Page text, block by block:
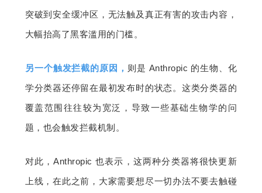
突破到安全缓冲区，无法触及真正有害的攻击内容，
大幅抬高了黑客滥用的门槛。
另一个触发拦截的原因， 则是 Anthropic 的生物、化
学分类器还停留在最初发布时的状态。这类分类器的
覆盖范围往往较为宽泛，导致一些基础生物学的问
题，也会触发拦截机制。
对此，Anthropic 也表示，这两种分类器将很快更新
上线，在此之前，大家需要想尽一切办法不要去触碰